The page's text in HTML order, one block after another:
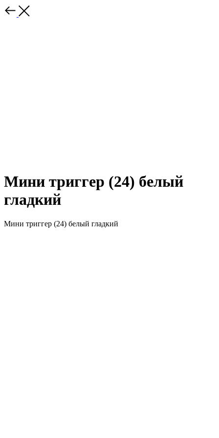
Мини триггер (24) белый
гладкий
Мини триггер (24) белый гладкий